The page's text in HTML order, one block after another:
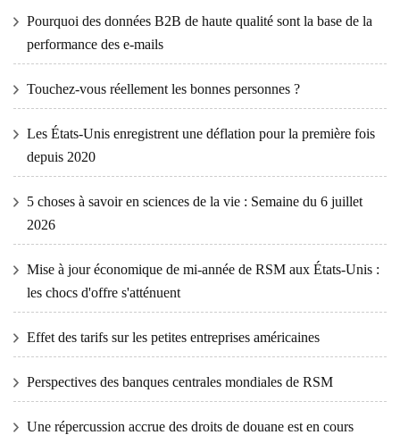
Pourquoi des données B2B de haute qualité sont la base de la
performance des e-mails
Touchez-vous réellement les bonnes personnes ?
Les États-Unis enregistrent une déflation pour la première fois
depuis 2020
5 choses à savoir en sciences de la vie : Semaine du 6 juillet
2026
Mise à jour économique de mi-année de RSM aux États-Unis :
les chocs d'offre s'atténuent
Effet des tarifs sur les petites entreprises américaines
Perspectives des banques centrales mondiales de RSM
Une répercussion accrue des droits de douane est en cours